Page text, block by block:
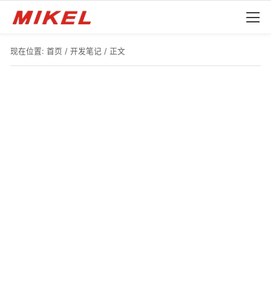
现在位置: 首页 / 开发笔记 / 正文